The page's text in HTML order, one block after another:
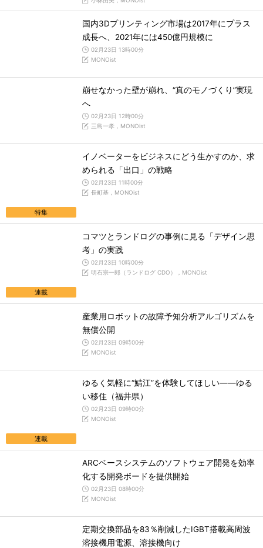
国内3Dプリンティング市場は2017年にプラス
成長へ、2021年には450億円規模に
02月23日 13時00分
MONOist
崩せなかった壁が崩れ、“真のモノづくり”実現
へ
02月23日 12時00分
三島一孝，MONOist
特集
イノベーターをビジネスにどう生かすのか、求
められる「出口」の戦略
02月23日 11時00分
長町基，MONOist
連載
コマツとランドログの事例に見る「デザイン思
考」の実践
02月23日 10時00分
明石宗一郎（ランドログ CDO），MONOist
産業用ロボットの故障予知分析アルゴリズムを
無償公開
02月23日 09時00分
MONOist
連載
ゆるく気軽に“鯖江”を体験してほしい――ゆる
い移住（福井県）
02月23日 09時00分
MONOist
ARCベースシステムのソフトウェア開発を効率
化する開発ボードを提供開始
02月23日 08時00分
MONOist
定期交換部品を83％削減したIGBT搭載高周波
溶接機用電源、溶接機向け